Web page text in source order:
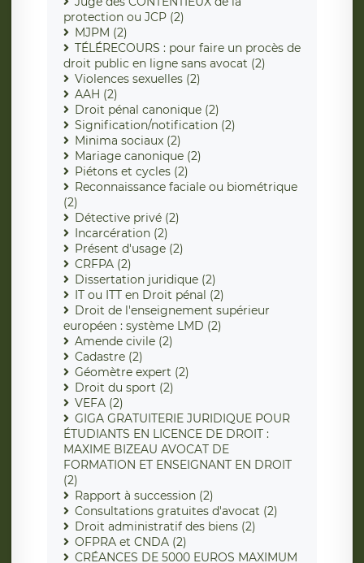
protection ou JCP (2)
MJPM (2)
TÉLÉRECOURS : pour faire un procès de
droit public en ligne sans avocat (2)
Violences sexuelles (2)
AAH (2)
Droit pénal canonique (2)
Signification/notification (2)
Minima sociaux (2)
Mariage canonique (2)
Piétons et cycles (2)
Reconnaissance faciale ou biométrique
(2)
Détective privé (2)
Incarcération (2)
Présent d'usage (2)
CRFPA (2)
Dissertation juridique (2)
IT ou ITT en Droit pénal (2)
Droit de l'enseignement supérieur
européen : système LMD (2)
Amende civile (2)
Cadastre (2)
Géomètre expert (2)
Droit du sport (2)
VEFA (2)
GIGA GRATUITERIE JURIDIQUE POUR
ÉTUDIANTS EN LICENCE DE DROIT :
MAXIME BIZEAU AVOCAT DE
FORMATION ET ENSEIGNANT EN DROIT
(2)
Rapport à succession (2)
Consultations gratuites d'avocat (2)
Droit administratif des biens (2)
OFPRA et CNDA (2)
CRÉANCES DE 5000 EUROS MAXIMUM